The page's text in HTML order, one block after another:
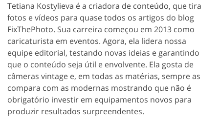
Tetiana Kostylieva é a criadora de conteúdo, que tira
fotos e vídeos para quase todos os artigos do blog
FixThePhoto. Sua carreira começou em 2013 como
caricaturista em eventos. Agora, ela lidera nossa
equipe editorial, testando novas ideias e garantindo
que o conteúdo seja útil e envolvente. Ela gosta de
câmeras vintage e, em todas as matérias, sempre as
compara com as modernas mostrando que não é
obrigatório investir em equipamentos novos para
produzir resultados surpreendentes.